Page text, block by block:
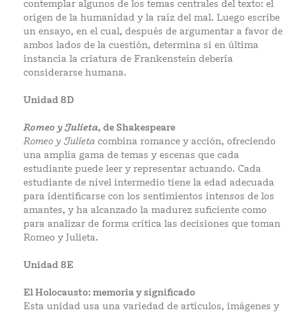
contemplar algunos de los temas centrales del texto: el
origen de la humanidad y la raíz del mal. Luego escribe
un ensayo, en el cual, después de argumentar a favor de
ambos lados de la cuestión, determina si en última
instancia la criatura de Frankenstein debería
considerarse humana.
Unidad 8D
Romeo y Julieta, de Shakespeare
Romeo y Julieta combina romance y acción, ofreciendo
una amplia gama de temas y escenas que cada
estudiante puede leer y representar actuando. Cada
estudiante de nivel intermedio tiene la edad adecuada
para identificarse con los sentimientos intensos de los
amantes, y ha alcanzado la madurez suficiente como
para analizar de forma crítica las decisiones que toman
Romeo y Julieta.
Unidad 8E
El Holocausto: memoria y significado
Esta unidad usa una variedad de artículos, imágenes y